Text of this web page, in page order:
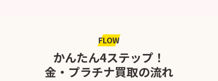
FLOW
かんたん4ステップ！
金・プラチナ買取の流れ